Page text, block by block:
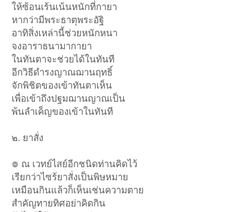
ให้ซ้อนเร้นเน้นหนักที่กายา
หากว่ามีพระธาตุพระอัฐิ
อาทิสิ่งเหล่านี้ช่วยหนักหนา
จงอาราธนามากายา
ในทันตาจะช่วยได้ในทันที
อีกวิธีดำรงญาณฌานฤทธิ์
จักพิชิตของเข้าทันตาเห็น
เพื่อเข้าถึงปฐมฌานญาณเป็น
พ้นลำเค็ญของเข้าในทันที
๒. ยาสั่ง
៙ ณ เวทย์ไสย์อีกชนิดท่านคิดไว้
เรียกว่าไซร้ยาสั่งเป็นพิษหมาย
เหมือนกินแล้วก็เห็นเช่นความตาย
สำคัญทายทิศอย่าคิดกิน